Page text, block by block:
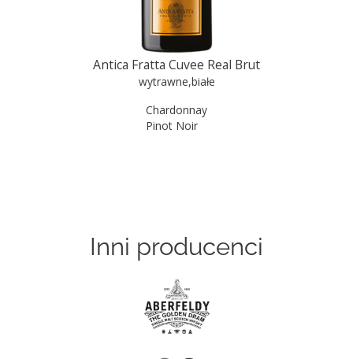
Antica Fratta Cuvee Real Brut
wytrawne,białe
Chardonnay
Pinot Noir
Inni producenci